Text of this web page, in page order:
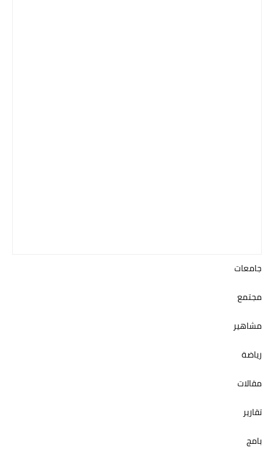
جامعات
مجتمع
مشاهير
رياضة
مقالات
تقارير
بامج